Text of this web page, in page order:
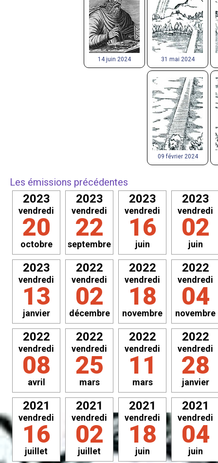
14 juin 2024 31 mai 2024
09 février 2024
Les émissions précédentes
2023
vendredi
20
octobre
2023
vendredi
22
septembre
2023
vendredi
16
juin
2023
vendredi
02
juin
2023
vendredi
13
janvier
2022
vendredi
02
décembre
2022
vendredi
18
novembre
2022
vendredi
04
novembre
2022
vendredi
08
avril
2022
vendredi
25
mars
2022
vendredi
11
mars
2022
vendredi
28
janvier
2021
vendredi
16
juillet
2021
vendredi
02
juillet
2021
vendredi
18
juin
2021
vendredi
04
juin